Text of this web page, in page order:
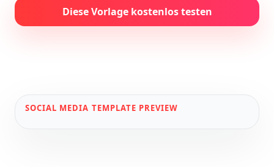
Diese Vorlage kostenlos testen
SOCIAL MEDIA TEMPLATE PREVIEW